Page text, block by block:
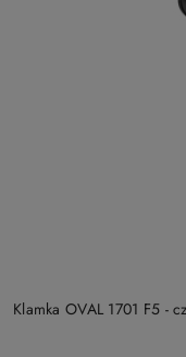
Klamka OVAL 1701 F5 -